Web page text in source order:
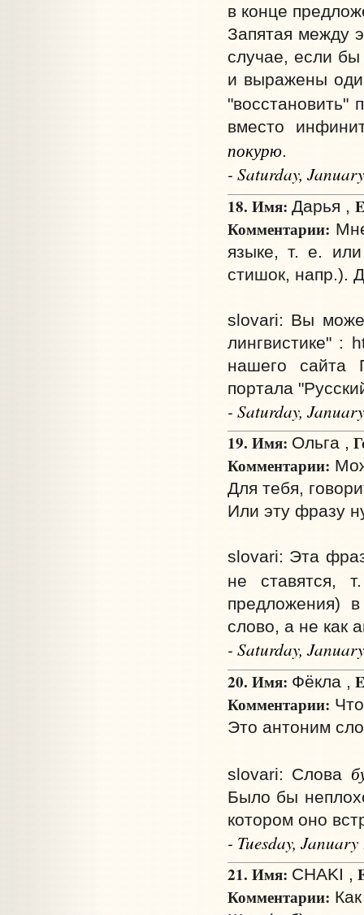
в конце
Запятая между
случае, если
и выражены
вместо
покурю.
- Saturday,
18. Имя: Дарья ,
Комментарии:
языке, т. е.
стишок, напр.).
slovari: Вы
лингвистике" :
нашего сайта
портала
- Saturday,
19. Имя: Ольга ,
Комментарии:
Для тебя,
Или эту фразу
slovari: Эта
не ставятся,
предложения)
слово, а не как
- Saturday,
20. Имя: Фёкла ,
Комментарии:
Это антоним
slovari: Слова
Было бы
котором оно
- Tuesday,
21. Имя: CHAKI ,
Комментарии: